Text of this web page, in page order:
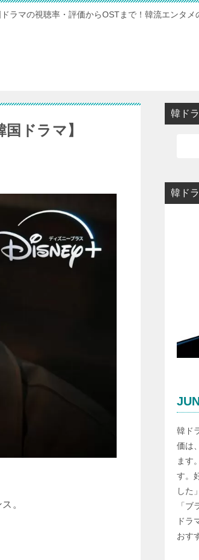
ラマの視聴率・評価からOSTまで！韓流エンタ
ドラマ】
。
韓ド
韓ド
韓ド
価は
ます
す。
した
「
ドラ
おす